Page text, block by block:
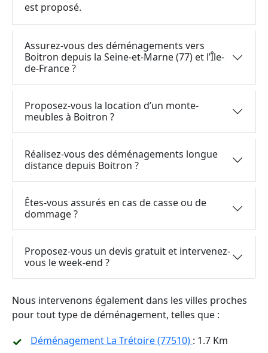
est proposé.
Assurez-vous des déménagements vers
Boitron depuis la Seine-et-Marne (77) et l’Île-
de-France ?
Proposez-vous la location d’un monte-
meubles à Boitron ?
Réalisez-vous des déménagements longue
distance depuis Boitron ?
Êtes-vous assurés en cas de casse ou de
dommage ?
Proposez-vous un devis gratuit et intervenez-
vous le week-end ?
Nous intervenons également dans les villes proches
pour tout type de déménagement, telles que :
Déménagement La Trétoire (77510) : 1.7 Km